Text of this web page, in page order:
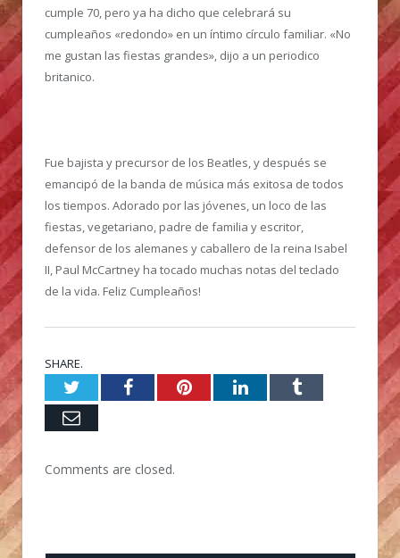
cumple 70, pero ya ha dicho que celebrará su
cumpleaños «redondo» en un íntimo círculo familiar. «No
me gustan las fiestas grandes», dijo a un periodico
britanico.
Fue bajista y precursor de los Beatles, y después se
emancipó de la banda de música más exitosa de todos
los tiempos. Adorado por las jóvenes, un loco de las
fiestas, vegetariano, padre de familia y escritor,
defensor de los alemanes y caballero de la reina Isabel
II, Paul McCartney ha tocado muchas notas del teclado
de la vida. Feliz Cumpleaños!
SHARE.
TwitterFacebookPinterestLinkedInTumblr
Email
Comments are closed.